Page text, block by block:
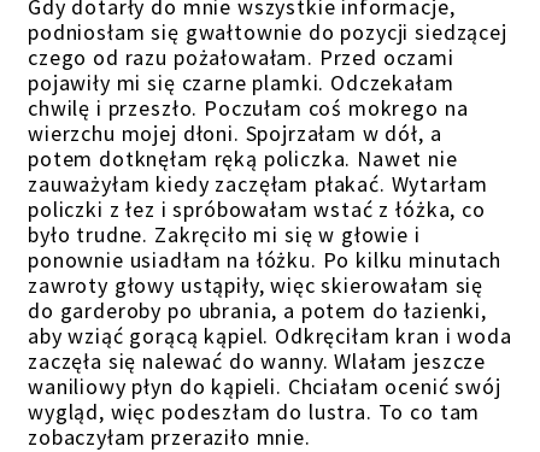
Gdy dotarły do mnie wszystkie informacje,
podniosłam się gwałtownie do pozycji siedzącej
czego od razu pożałowałam. Przed oczami
pojawiły mi się czarne plamki. Odczekałam
chwilę i przeszło. Poczułam coś mokrego na
wierzchu mojej dłoni. Spojrzałam w dół, a
potem dotknęłam ręką policzka. Nawet nie
zauważyłam kiedy zaczęłam płakać. Wytarłam
policzki z łez i spróbowałam wstać z łóżka, co
było trudne. Zakręciło mi się w głowie i
ponownie usiadłam na łóżku. Po kilku minutach
zawroty głowy ustąpiły, więc skierowałam się
do garderoby po ubrania, a potem do łazienki,
aby wziąć gorącą kąpiel. Odkręciłam kran i woda
zaczęła się nalewać do wanny. Wlałam jeszcze
waniliowy płyn do kąpieli. Chciałam ocenić swój
wygląd, więc podeszłam do lustra. To co tam
zobaczyłam przeraziło mnie.